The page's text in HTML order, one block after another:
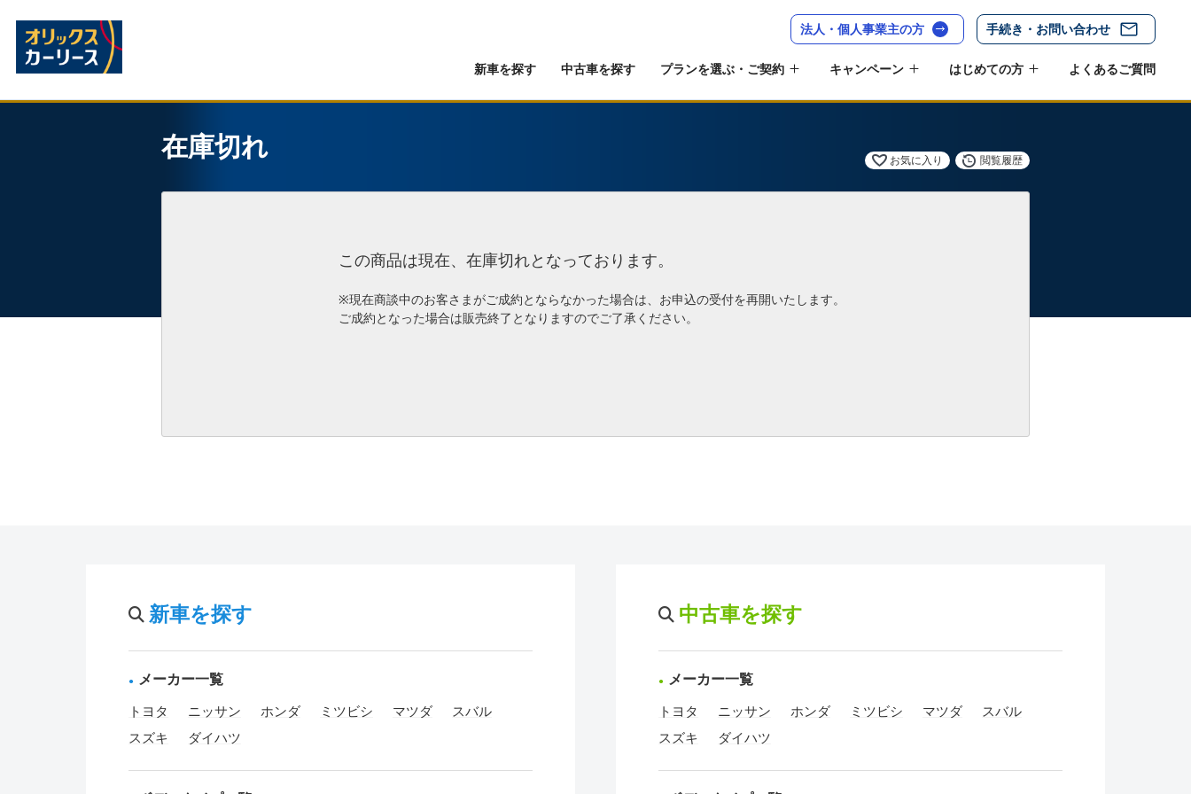
法人・個人事業主の方 手続き・お問い合わせ
新車を探す 中古車を探す プランを選ぶ・ご契約 キャンペーン はじめての方 よくあるご質問
在庫切れ お気に入り 閲覧履歴
この商品は現在、在庫切れとなっております。
※現在商談中のお客さまがご成約とならなかった場合は、お申込の受付を再開いたします。
ご成約となった場合は販売終了となりますのでご了承ください。
新車を探す
メーカー一覧
トヨタ ニッサン ホンダ ミツビシ マツダ
スバル
スズキ
ダイハツ
中古車を探す
メーカー一覧
トヨタ ニッサン ホンダ ミツビシ マツダ
スバル
スズキ
ダイハツ